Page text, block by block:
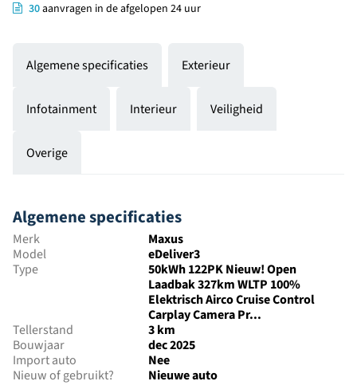
30aanvragen in de afgelopen 24 uur
Algemene specificaties Exterieur
Infotainment Interieur Veiligheid
Overige
Algemene specificaties
Merk
Maxus
Model
eDeliver3
Type
50kWh 122PK Nieuw! Open
Laadbak 327km WLTP 100%
Elektrisch Airco Cruise Control
Carplay Camera Pr...
Tellerstand
3 km
Bouwjaar
dec 2025
Import auto
Nee
Nieuw of gebruikt?
Nieuwe auto